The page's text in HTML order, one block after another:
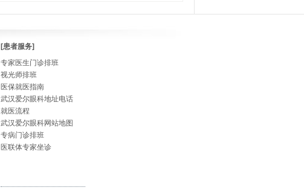
[患者服务]
专家医生门诊排班
视光师排班
医保就医指南
武汉爱尔眼科地址电话
就医流程
武汉爱尔眼科网站地图
专病门诊排班
医联体专家坐诊